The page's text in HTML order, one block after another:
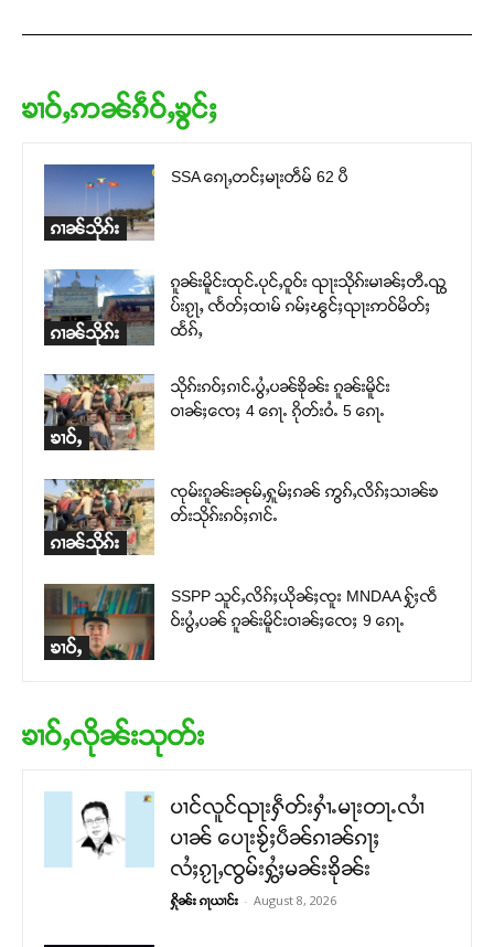
ၶၢဝ်ႇဢၼ်ၵဵဝ်ႇၶွင်ႈ
ၵၢၼ်သိုၵ်း
SSA ၵေႃႇတင်ႈမႃးတဵမ် 62 ပီ
ၵၢၼ်သိုၵ်း
ၵူၼ်းမိူင်းထုင်ႉပုင်ႇဝူဝ်း ၺႃးသိုၵ်းမၢၼ်ႈတီႉၺွ
ပ်းၵႂႃႇ ၸႅတ်ႈထၢမ် ၵမ်ႈၽွင်ႈၺႃးဢဝ်မိတ်ႈ
ထႅၵ်ႇ
ၶၢဝ်ႇ
သိုၵ်းၵဝ်ႈၵၢင်ႉပွႆႇပၼ်ၶိုၼ်း ၵူၼ်းမိူင်း
ဝၢၼ်ႈၸေႈ 4 ၵေႃႉ ၵိုတ်းဝႆႉ 5 ၵေႃႉ
ၵၢၼ်သိုၵ်း
ၸုမ်းၵူၼ်းၼုမ်ႇႁူမ်ႈၵၼ် ဢွၵ်ႇလိၵ်ႈသၢၼ်ၶ
တ်းသိုၵ်းၵဝ်ႈၵၢင်ႉ
ၶၢဝ်ႇ
SSPP သူင်ႇလိၵ်ႈယိုၼ်ႈၸူး MNDAA ႁႂ်ႈၸဵ
ဝ်းပွႆႇပၼ် ၵူၼ်းမိူင်းဝၢၼ်ႈၸေႈ 9 ၵေႃႉ
ၶၢဝ်ႇလိုၼ်းသုတ်း
ပၢင်လူင်ၺႃးႁဵတ်းႁၢႆႉမႃးတႃႉလၢႆ
ပၢၼ် ​​ပေႃးၶႂ်ႈပဵၼ်ၵၢၼ်ၵႃႈ
လႆႈၵႂႃႇၸွမ်းႁွႆႈမၼ်းၶိုၼ်း
ႁိုၼ်း ၵႃယၢင်း - August 8, 2026